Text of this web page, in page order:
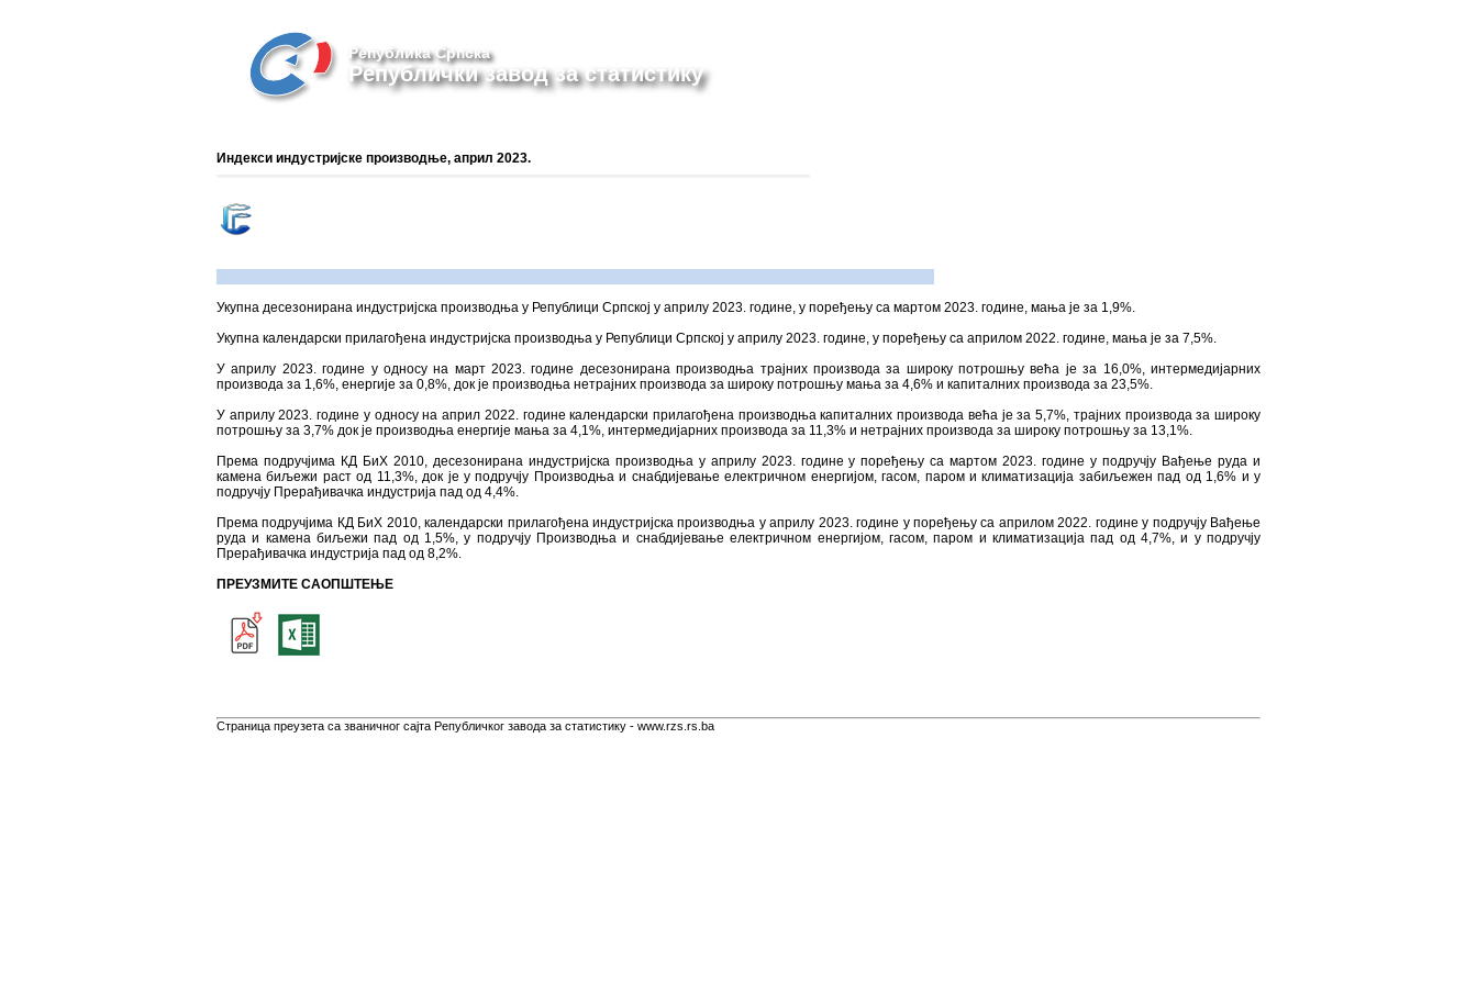
Република Српска
Републички завод за статистику
Индекси индустријске производње, април 2023.
Укупна десезонирана индустријска производња у Републици Српској у априлу 2023. године, у поређењу са мартом 2023. године, мања је за 1,9%.
Укупна календарски прилагођена индустријска производња у Републици Српској у априлу 2023. године, у поређењу са априлом 2022. године, мања је за 7,5%.
У априлу 2023. године у односу на март 2023. године десезонирана производња трајних производа за широку потрошњу већа је за 16,0%, интермедијарних
производа за 1,6%, енергије за 0,8%, док је производња нетрајних производа за широку потрошњу мања за 4,6% и капиталних производа за 23,5%.
У априлу 2023. године у односу на април 2022. године календарски прилагођена производња капиталних производа већа је за 5,7%, трајних производа за широку
потрошњу за 3,7% док је производња енергије мања за 4,1%, интермедијарних производа за 11,3% и нетрајних производа за широку потрошњу за 13,1%.
Према подручјима КД БиХ 2010, десезонирана индустријска производња у априлу 2023. године у поређењу са мартом 2023. године у подручју Вађењe руда и
камена биљежи раст од 11,3%, док је у подручју Производњa и снабдијевањe електричном енергијом, гасом, паром и климатизацијa забиљежен пад од 1,6% и у
подручју Прерађивачкa индустрија пад од 4,4%.
Према подручјима КД БиХ 2010, календарски прилагођена индустријска производња у априлу 2023. године у поређењу са априлом 2022. године у подручју Вађењe
руда и камена биљежи пад од 1,5%, у подручју Производњa и снабдијевањe електричном енергијом, гасом, паром и климатизацијa пад од 4,7%, и у подручју
Прерађивачкa индустријa пад од 8,2%.
ПРЕУЗМИТЕ САОПШТЕЊЕ
Страница преузета са званичног сајта Републичког завода за статистику - www.rzs.rs.ba